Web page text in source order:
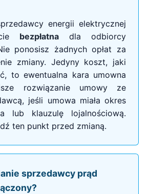
energii elektrycznej
bezpłatna dla odbiorcy
ponosisz żadnych opłat za
zmiany. Jedyny koszt, jaki
to ewentualna kara umowna
rozwiązanie umowy ze
jeśli umowa miała okres
lub klauzulę lojalnościową.
ten punkt przed zmianą.
sprzedawcy prąd